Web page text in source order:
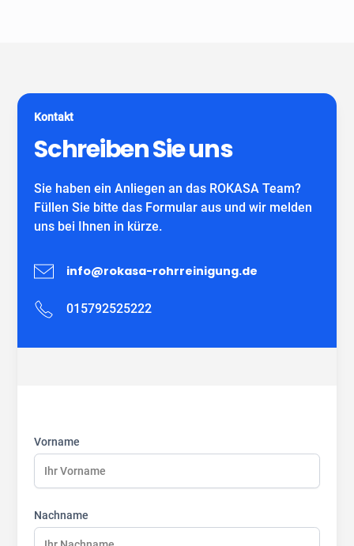
für Schlauchliner. Wir beraten Sie kostenfrei und
individuell nach Ihrem Bedürfnis.
Wir freuen uns auf Ihren Anruf!
Kontakt
Schreiben Sie uns
Sie haben ein Anliegen an das ROKASA Team?
Füllen Sie bitte das Formular aus und wir melden
uns bei Ihnen in kürze.
info@rokasa-rohrreinigung.de
015792525222
name:
name:
name:
Vorname
Nachname